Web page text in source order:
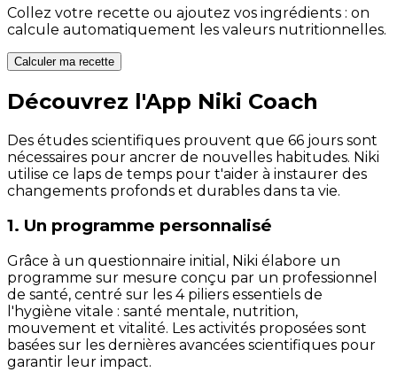
Collez votre recette ou ajoutez vos ingrédients : on
calcule automatiquement les valeurs nutritionnelles.
Calculer ma recette
Découvrez l'App Niki Coach
Des études scientifiques prouvent que 66 jours sont
nécessaires pour ancrer de nouvelles habitudes. Niki
utilise ce laps de temps pour t'aider à instaurer des
changements profonds et durables dans ta vie.
1. Un programme personnalisé
Grâce à un questionnaire initial, Niki élabore un
programme sur mesure conçu par un professionnel
de santé, centré sur les 4 piliers essentiels de
l'hygiène vitale : santé mentale, nutrition,
mouvement et vitalité. Les activités proposées sont
basées sur les dernières avancées scientifiques pour
garantir leur impact.